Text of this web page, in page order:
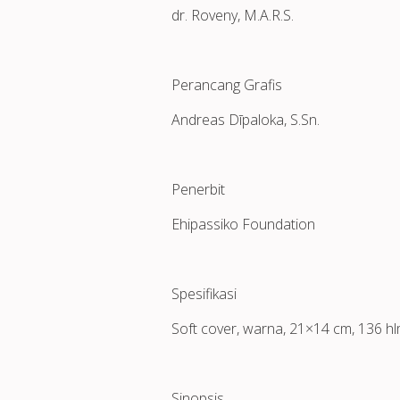
dr. Roveny, M.A.R.S.
Perancang Grafis
Andreas Dīpaloka, S.Sn.
Penerbit
Ehipassiko Foundation
Spesifikasi
Soft cover, warna, 21×14 cm, 136